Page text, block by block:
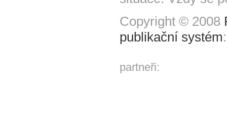
Copyright © 2008
publikační systém
partneři: